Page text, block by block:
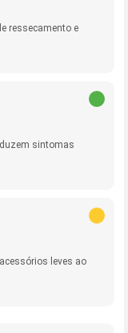
ressecamento e
sintomas
leves ao